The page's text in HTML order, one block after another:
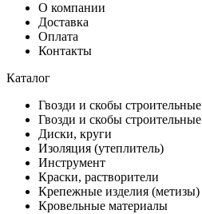
О компании
Доставка
Оплата
Контакты
Каталог
Гвозди и скобы строительные
Гвозди и скобы строительные
Диски, круги
Изоляция (утеплитель)
Инструмент
Краски, растворители
Крепежные изделия (метизы)
Кровельные материалы